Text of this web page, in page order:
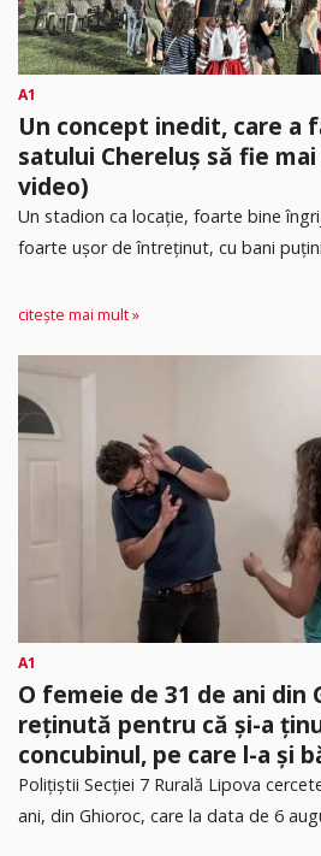
A1
Un concept inedit, care a
satului Chereluș să fie
video)
Un stadion ca locație, foarte bine
foarte ușor de întreținut, cu bani
citește mai mult »
A1
O femeie de 31 de ani din
reținută pentru că și-a
concubinul, pe care l-a și
​Polițiștii Secției 7 Rurală Lipova
ani, din Ghioroc, care la data de 6